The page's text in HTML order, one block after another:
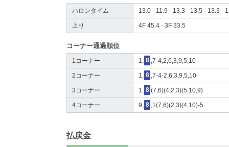
ハロンタイム 13.0 - 11.9 - 13.3 - 13.5 - 13.3 -
上り 4F 45.4 - 3F 33.5
コーナー通過順位
1コーナー 1, 8 ,7-4,2,6,3,9,5,10
2コーナー 1, 8 ,7-4-2,6,3,9,5,10
3コーナー 1, 8 (7,6)(4,2,3)(5,10,9)
4コーナー 9, 8 ,1(7,6)(2,3)(4,10)-5
払戻金